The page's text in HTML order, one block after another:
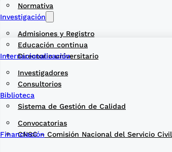
Normativa
Directorio universitario
Sistema de Gestión de Calidad
Educación continua
Admisiones y Registro
Consultorios
CNSC – Comisión Nacional del Servicio Civil
Investigación
Investigadores
Convocatorias
Internacionalización
Biblioteca
Financiación